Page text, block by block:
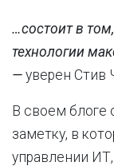
…состоит в
технологии
— уверен Стив
В своем блоге
заметку, в
управлении